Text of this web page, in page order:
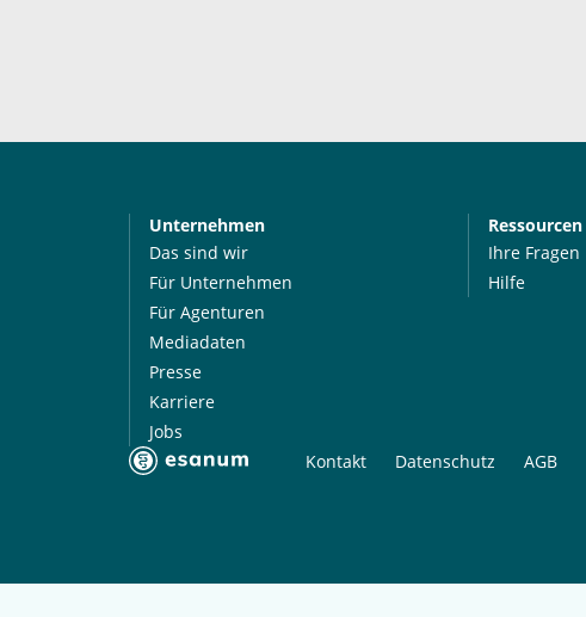
Unternehmen
Das sind wir
Für Unternehmen
Für Agenturen
Mediadaten
Presse
Karriere
Jobs
Ressourcen
Ihre Fragen
Hilfe
Kontakt Datenschutz AGB